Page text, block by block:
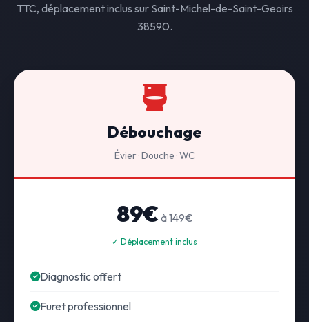
TTC, déplacement inclus sur Saint-Michel-de-Saint-Geoirs
38590.
Débouchage
Évier · Douche · WC
89€ à 149€
✓ Déplacement inclus
Diagnostic offert
Furet professionnel